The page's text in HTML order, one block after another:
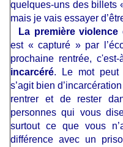
quelques-uns des billets
mais je vais essayer
La première violence
est « capturé » par
prochaine rentrée,
incarcéré. Le mot peut
s’agit bien
rentrer et de rester
personnes qui vous
surtout ce que vous
différence avec un